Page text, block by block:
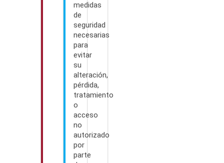
medidas
de
seguridad
necesarias
para
evitar
su
alteración,
pérdida,
tratamiento
o
acceso
no
autorizado
por
parte